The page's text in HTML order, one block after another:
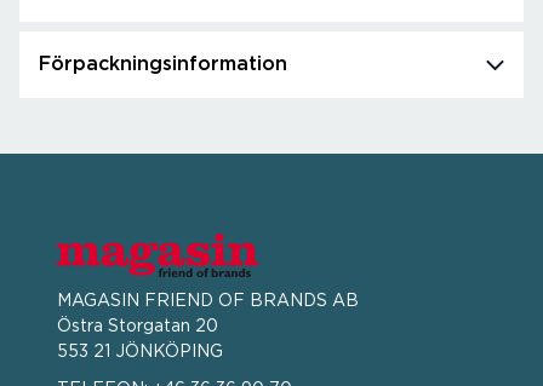
Förpackningsinformation
MAGASIN FRIEND OF BRANDS AB
Östra Storgatan 20
553 21 JÖNKÖPING